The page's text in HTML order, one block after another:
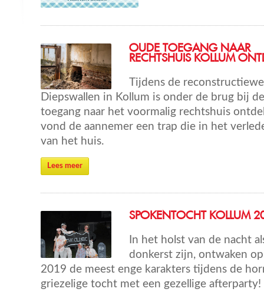
OUDE TOEGANG NAAR
RECHTSHUIS KOLLUM
Tijdens de
Diepswallen in Kollum is onder de brug bij
toegang naar het voormalig rechtshuis
vond de aannemer een trap die in het
van het huis.
Lees meer
SPOKENTOCHT KOLLUM
In het holst van de nacht
donkerst zijn, ontwaken
2019 de meest enge karakters tijdens de
griezelige tocht met een gezellige